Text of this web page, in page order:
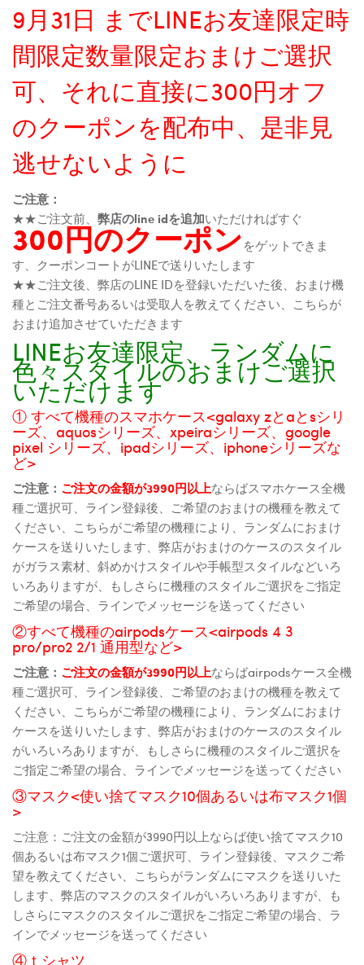
9月31日 までLINEお友達限定時
間限定数量限定おまけご選択
可、それに直接に300円オフ
のクーポンを配布中、是非見
逃せないように
ご注意：
★★ご注文前、 弊店のline idを追加いただければすぐ
300円のクーポンをゲットできま
す、クーポンコートがLINEで送りいたします
★★ご注文後、弊店のLINE IDを登録いただいた後、おまけ機
種とご注文番号あるいは受取人を教えてください、こちらが
おまけ追加させていただきます
LINEお友達限定、ランダムに
色々スタイルのおまけご選択
いただけます
① すべて機種のスマホケース<galaxy zとaとsシリ
ーズ、aquosシリーズ、xpeiraシリーズ、google
pixel シリーズ、ipadシリーズ、iphoneシリーズな
ど>
ご注意： ご注文の金額が3990円以上ならばスマホケース全機
種ご選択可、ライン登録後、ご希望のおまけの機種を教えて
ください、こちらがご希望の機種により、ランダムにおまけ
ケースを送りいたします、弊店がおまけのケースのスタイル
がガラス素材、斜めかけスタイルや手帳型スタイルなどいろ
いろありますが、もしさらに機種のスタイルご選択をご指定
ご希望の場合、ラインでメッセージを送ってください
②すべて機種のairpodsケース<airpods 4 3
pro/pro2 2/1 通用型など>
ご注意： ご注文の金額が3990円以上ならばairpodsケース全機
種ご選択可、ライン登録後、ご希望のおまけの機種を教えて
ください、こちらがご希望の機種により、ランダムにおまけ
ケースを送りいたします、弊店がおまけのケースのスタイル
がいろいろありますが、もしさらに機種のスタイルご選択を
ご指定ご希望の場合、ラインでメッセージを送ってください
③マスク<使い捨てマスク10個あるいは布マスク1個
>
ご注意：ご注文の金額が3990円以上ならば使い捨てマスク10
個あるいは布マスク1個ご選択可、ライン登録後、マスクご希
望を教えてください、こちらがランダムにマスクを送りいた
します、弊店のマスクのスタイルがいろいろありますが、も
しさらにマスクのスタイルご選択をご指定ご希望の場合、ラ
インでメッセージを送ってください
④ｔシャツ